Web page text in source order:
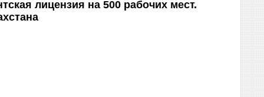
лицензия на 500 рабочих мест.